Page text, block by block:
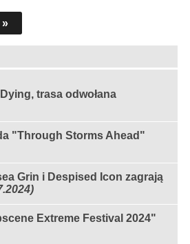
»
trasa odwołana
"Through Storms Ahead"
Grin i Despised Icon zagrają
Extreme Festival 2024"